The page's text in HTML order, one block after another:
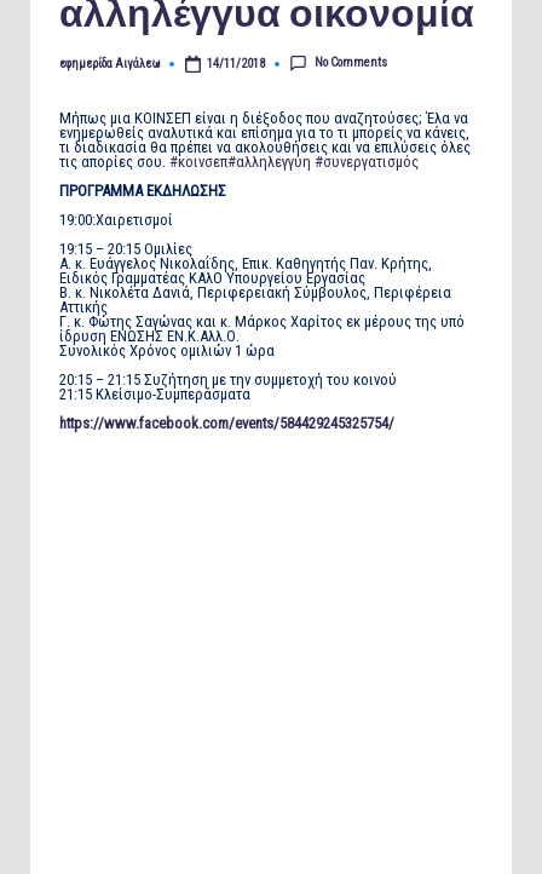
αλληλέγγυα οικονομία
Posted
εφημερίδα Αιγάλεω 14/11/2018 No Comments
Μήπως μια ΚΟΙΝΣΕΠ είναι η διέξοδος που αναζητούσες; Έλα να
ενημερωθείς αναλυτικά και επίσημα για το τι μπορείς να κάνεις,
τι διαδικασία θα πρέπει να ακολουθήσεις και να επιλύσεις όλες
τις απορίες σου. #κοινσεπ#αλληλεγγύη #συνεργατισμός
ΠΡΟΓΡΑΜΜΑ ΕΚΔΗΛΩΣΗΣ
19:00:Χαιρετισμοί
19:15 – 20:15 Ομιλίες
Α. κ. Ευάγγελος Νικολαΐδης, Επικ. Καθηγητής Παν. Κρήτης,
Ειδικός Γραμματέας ΚΑλΟ Υπουργείου Εργασίας
Β. κ. Νικολέτα Δανιά, Περιφερειακή Σύμβουλος, Περιφέρεια
Αττικής
Γ. κ. Φώτης Σαγώνας και κ. Μάρκος Χαρίτος εκ μέρους της υπό
ίδρυση ΕΝΩΣΗΣ ΕΝ.Κ.Αλλ.Ο.
Συνολικός Χρόνος ομιλιών 1 ώρα
20:15 – 21:15 Συζήτηση με την συμμετοχή του κοινού
21:15 Κλείσιμο-Συμπεράσματα
https://www.facebook.com/events/584429245325754/